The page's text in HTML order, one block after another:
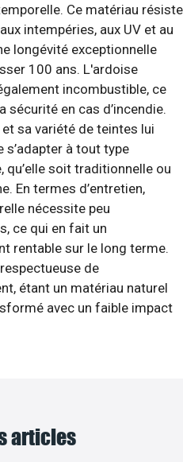
Ce matériau résiste
intempéries, aux UV et au
longévité exceptionnelle
100 ans. L'ardoise
incombustible, ce
sécurité en cas d’incendie.
sa variété de teintes lui
s’adapter à tout type
qu’elle soit traditionnelle ou
En termes d’entretien,
nécessite peu
ce qui en fait un
rentable sur le long terme.
de
étant un matériau naturel
avec un faible impact
articles